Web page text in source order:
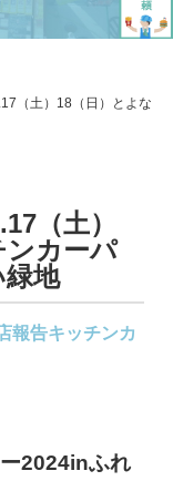
（土）18（日）とよな
（土）
ンカーパ
地
報告キッチンカ
2024inふれ